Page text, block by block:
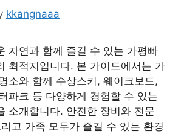
kkangnaaa
자연과 함께 즐길 수 있는 가평빠
최적지입니다. 본 가이드에서는 가
소와 함께 수상스키, 웨이크보드,
파크 등 다양하게 경험할 수 있는
소개합니다. 안전한 장비와 전문
고 가족 모두가 즐길 수 있는 환경